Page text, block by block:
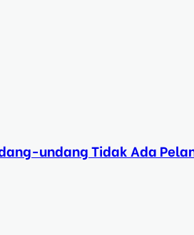
undang Tidak Ada